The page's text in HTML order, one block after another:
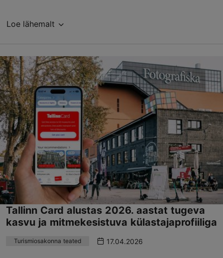
Loe lähemalt
Tallinn Card alustas 2026. aastat tugeva
kasvu ja mitmekesistuva külastajaprofiiliga
Turismiosakonna teated 17.04.2026